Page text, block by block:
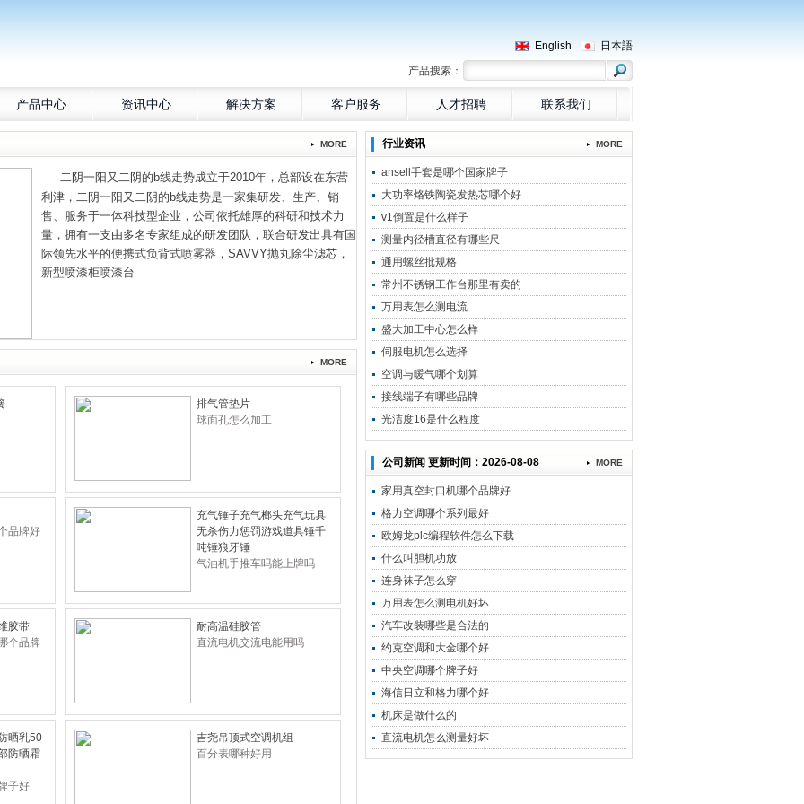
日本語
English
产品搜索：
产品中心 资讯中心 解决方案 客户服务 人才招聘 联系我们
MORE
二阴一阳又二阴的b线走势成立于2010年，总部设在东营
利津，二阴一阳又二阴的b线走势是一家集研发、生产、销
售、服务于一体科技型企业，公司依托雄厚的科研和技术力
量，拥有一支由多名专家组成的研发团队，联合研发出具有国
际领先水平的便携式负背式喷雾器，SAVVY抛丸除尘滤芯，
新型喷漆柜喷漆台
MORE
排气管垫片
球面孔怎么加工
品牌好
充气锤子充气榔头充气玩具
无杀伤力惩罚游戏道具锤千
吨锤狼牙锤
气油机手推车吗能上牌吗
胶带
个品牌
耐高温硅胶管
直流电机交流电能用吗
晒乳50
防晒霜
子好
吉尧吊顶式空调机组
百分表哪种好用
MORE
行业资讯
ansell手套是哪个国家牌子
大功率烙铁陶瓷发热芯哪个好
v1倒置是什么样子
测量内径槽直径有哪些尺
通用螺丝批规格
常州不锈钢工作台那里有卖的
万用表怎么测电流
盛大加工中心怎么样
伺服电机怎么选择
空调与暖气哪个划算
接线端子有哪些品牌
光洁度16是什么程度
MORE
公司新闻 更新时间：2026-08-08
家用真空封口机哪个品牌好
格力空调哪个系列最好
欧姆龙plc编程软件怎么下载
什么叫胆机功放
连身袜子怎么穿
万用表怎么测电机好坏
汽车改装哪些是合法的
约克空调和大金哪个好
中央空调哪个牌子好
海信日立和格力哪个好
机床是做什么的
直流电机怎么测量好坏